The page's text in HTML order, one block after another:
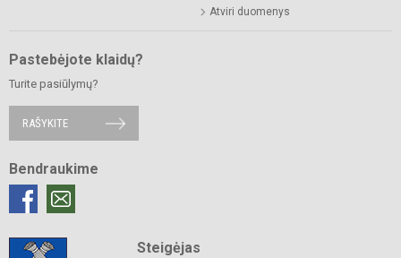
Atviri duomenys
Pastebėjote klaidų?
Turite pasiūlymų?
RAŠYKITE
Bendraukime
Steigėjas